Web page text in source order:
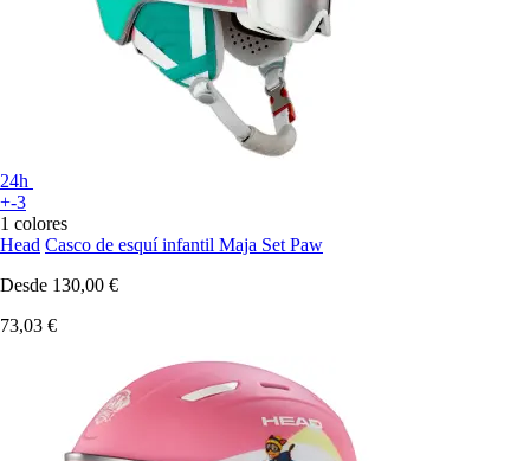
24h
+-3
1 colores
Head Casco de esquí infantil Maja Set Paw
Desde 130,00 €
73,03 €